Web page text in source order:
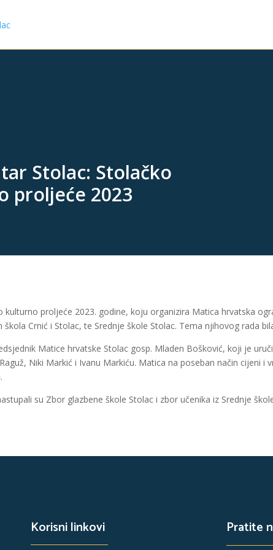
Stolac: Stolačko
proljeće 2023
kulturno proljeće 2023. godine, koju organizira Matica hrvatska
škola Crnić i Stolac, te Srednje škole Stolac. Tema njihovog rada
Matice hrvatske Stolac gosp. Mladen Bošković, koji je
Niki Markić i Ivanu Markiću. Matica na poseban način cijeni
su Zbor glazbene škole Stolac i zbor učenika iz Srednje
Korisni linkovi Pratite